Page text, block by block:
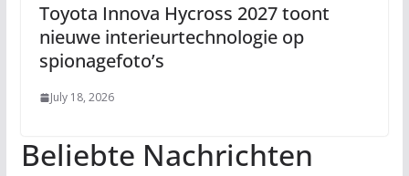
Toyota Innova Hycross 2027 toont
nieuwe interieurtechnologie op
spionagefoto’s
July 18, 2026
Beliebte Nachrichten